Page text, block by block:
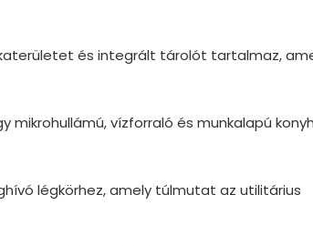
és integrált tárolót tartalmaz,
vízforraló és munkalapú
légkörhez, amely túlmutat az utilitárius